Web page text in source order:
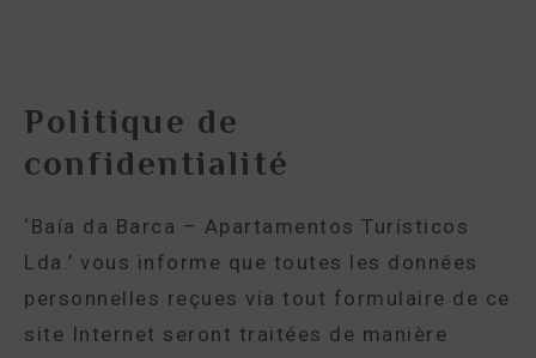
Politique de
confidentialité
‘Baía da Barca – Apartamentos Turísticos
Lda.’ vous informe que toutes les données
personnelles reçues via tout formulaire de ce
site Internet seront traitées de manière